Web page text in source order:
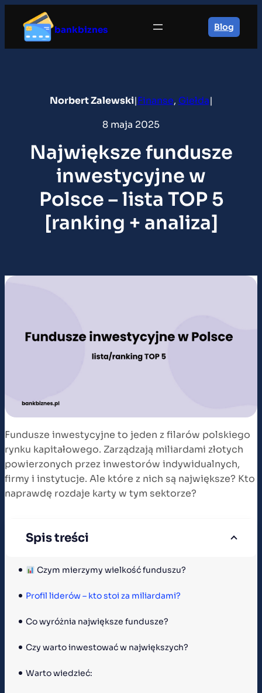
treści
bankbiznes Blog
Norbert Zalewski|Finanse, Giełda|
8 maja 2025
Największe fundusze
inwestycyjne w
Polsce – lista TOP 5
[ranking + analiza]
Fundusze inwestycyjne to jeden z filarów polskiego
rynku kapitałowego. Zarządzają miliardami złotych
powierzonych przez inwestorów indywidualnych,
firmy i instytucje. Ale które z nich są największe? Kto
naprawdę rozdaje karty w tym sektorze?
Spis treści
Czym mierzymy wielkość funduszu?
Profil liderów – kto stoi za miliardami?
Co wyróżnia największe fundusze?
Czy warto inwestować w największych?
Warto wiedzieć: